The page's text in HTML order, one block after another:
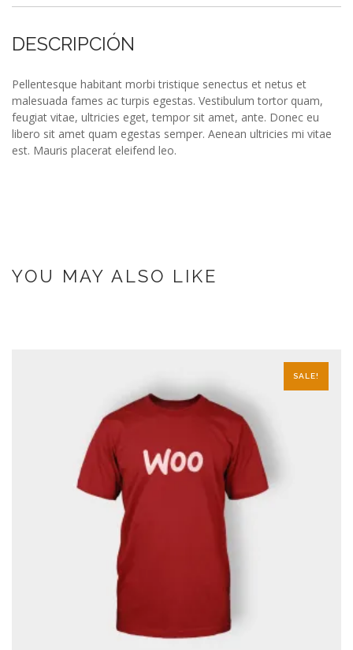
DESCRIPCIÓN
Pellentesque habitant morbi tristique senectus et netus et
malesuada fames ac turpis egestas. Vestibulum tortor quam,
feugiat vitae, ultricies eget, tempor sit amet, ante. Donec eu
libero sit amet quam egestas semper. Aenean ultricies mi vitae
est. Mauris placerat eleifend leo.
YOU MAY ALSO LIKE
SALE!